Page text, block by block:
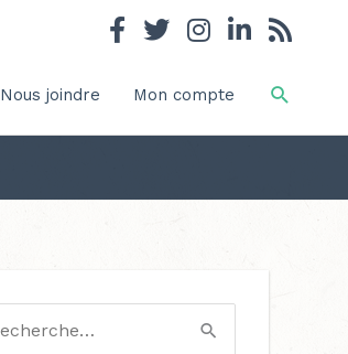
Nous joindre Mon compte